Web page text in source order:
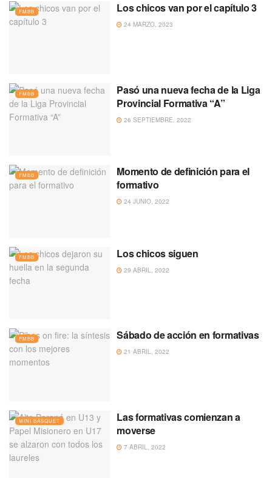
FMBB Los chicos van por el capítulo 3
24 MARZO, 2023
FMBB
Pasó una nueva fecha de la Liga
Provincial Formativa “A”
26 SEPTIEMBRE, 2022
FMBB
Momento de definición para el
formativo
24 JUNIO, 2022
FMBB Los chicos siguen
29 ABRIL, 2022
FMBB Sábado de acción en formativas
21 ABRIL, 2022
MINI BÁSQUET
Las formativas comienzan a
moverse
7 ABRIL, 2022